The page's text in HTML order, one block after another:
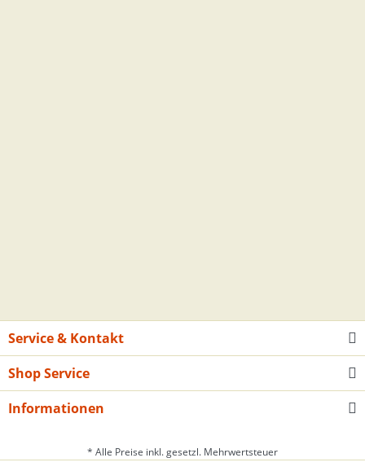
Service & Kontakt
Shop Service
Informationen
* Alle Preise inkl. gesetzl. Mehrwertsteuer